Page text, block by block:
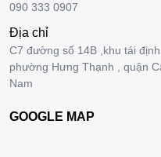
090 333 0907
Địa chỉ
C7 đường số 14B ,khu tái
phường Hưng Thạnh , quận
Nam
GOOGLE MAP